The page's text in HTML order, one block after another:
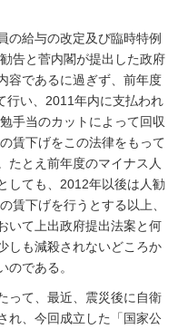
給与の改定及び臨時特例
告と菅内閣が提出した政府
容であるに過ぎず、前年度
行い、2011年内に支払われ
手当のカットによって回収
賃下げをこの法律をもって
たとえ前年度のマイナス人
しても、2012年以後は人勧
賃下げを行うとする以上、
いて上出政府提出法案と何
しも減殺されないどころか
のである。
って、最近、震災後に自衛
れ、今回成立した「国家公